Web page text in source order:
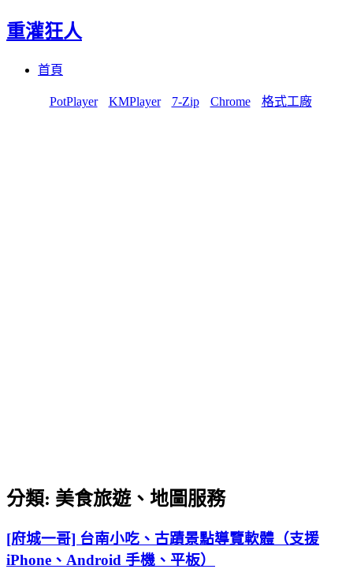
重灌狂人
首頁
PotPlayer KMPlayer 7-Zip Chrome 格式工廠
分類: 美食旅遊、地圖服務
[府城一哥] 台南小吃、古蹟景點導覽軟體（支援
iPhone、Android 手機、平板）